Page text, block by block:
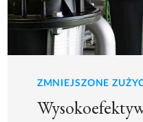
ZMNIEJSZONE